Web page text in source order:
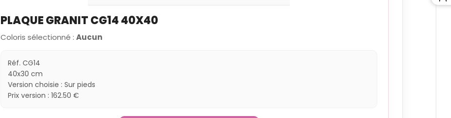
PLAQUE GRANIT CG14 40X40
Coloris sélectionné : Aucun
Réf. CG14
40x30 cm
Version choisie : Sur pieds
Prix version : 162.50 €